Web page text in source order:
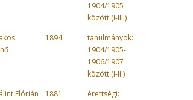
1904/1905
között (I-III.)
1894
tanulmányok:
1904/1905-
1906/1907
között (I-II.)
Flórián 1881
érettségi: